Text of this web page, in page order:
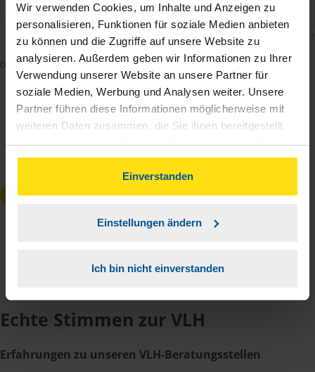
Wir verwenden Cookies, um Inhalte und Anzeigen zu
personalisieren, Funktionen für soziale Medien anbieten
zu können und die Zugriffe auf unsere Website zu
analysieren. Außerdem geben wir Informationen zu Ihrer
Verwendung unserer Website an unsere Partner für
soziale Medien, Werbung und Analysen weiter. Unsere
Partner führen diese Informationen möglicherweise mit
weiteren Daten zusammen, die Sie ihnen bereitgestellt
haben oder die sie im Rahmen Ihrer Nutzung der Dienste
gesammelt haben. Indem Sie auf Einverstanden klicken,
können Sie der Verwendung von Cookies, gemäß
unserer➔ Datenschutzrichtliniezustimmen.
Einverstanden
Einstellungen ändern
Ich bin nicht einverstanden
Mit dem Absenden des Kontaktformulars erkläre ich
mich damit einverstanden, dass meine Daten zur
Bearbeitung meines Anliegens sowie zur internen
Analyse der Zugriffsquelle verwendet werden.
DieDatenschutzbestimmungenhabe ich zur
Kenntnis genommen.*
Anfrage absenden
Echte Stimmen zur VLH
Erfahrungen zu unseren VLH-Beratungsstellen